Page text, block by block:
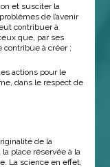
et susciter la
de l’avenir
contribuer à
que, par ses
contribue à créer ;
actions pour le
dans le respect de
de la
place réservée à la
La science en effet,